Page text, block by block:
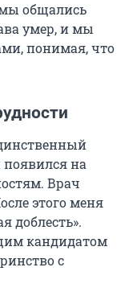
общались
умер, и мы
понимая, что
на
Врач
этого меня
доблесть».
кандидатом
с